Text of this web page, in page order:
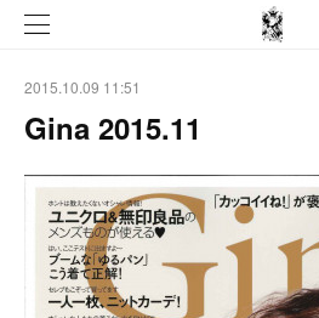
2015.10.09 11:51
Gina 2015.11